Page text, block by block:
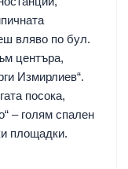
вляво по бул.
центъра,
Измирлиев“.
посока,
– голям спален
площадки.